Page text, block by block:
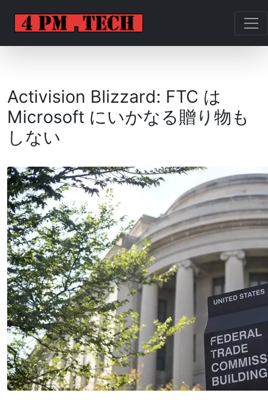
Activision Blizzard: FTC は
Microsoft にいかなる贈り物も
しない